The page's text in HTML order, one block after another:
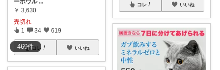
469件
ーボウル...
￥ 3,630
売切れ
1 34 619
コレ いいね
コレ いいね